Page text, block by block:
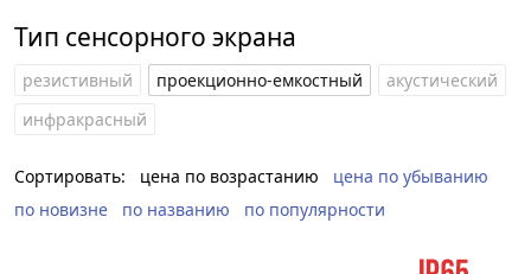
Тип сенсорного экрана
резистивный проекционно-емкостный
акустический
инфракрасный
Сортировать: цена по возрастанию
цена по убыванию
по новизне
по названию по популярности